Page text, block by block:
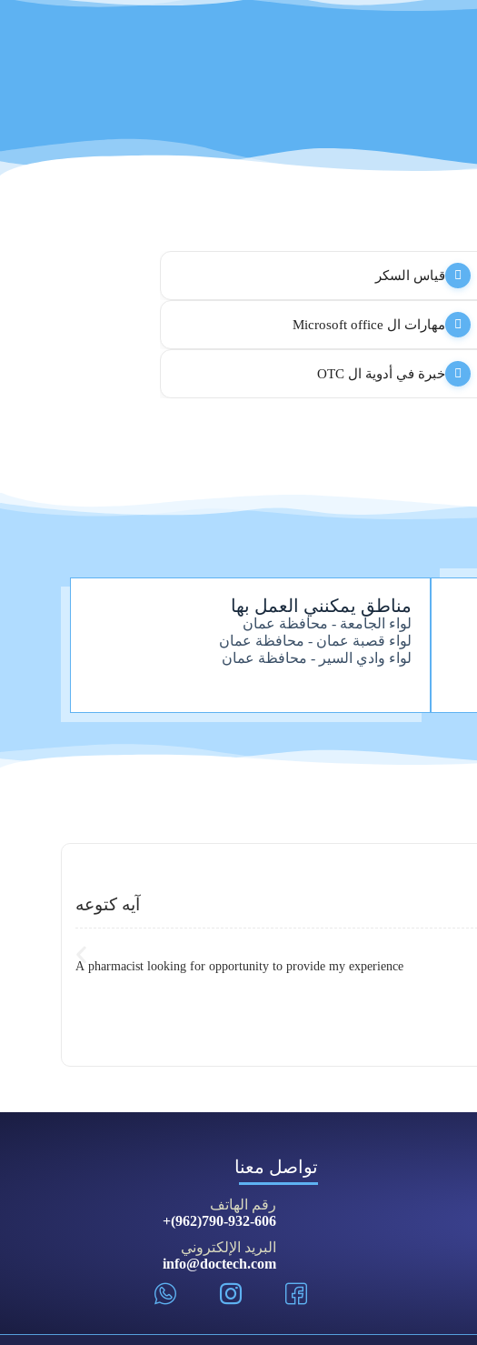
قياس السكر
مهارات ال Microsoft office
خبرة في أدوية ال OTC
مناطق يمكنني العمل بها
لواء الجامعة - محافظة عمان
لواء قصبة عمان - محافظة عمان
لواء وادي السير - محافظة عمان
آيه كتوعه
A pharmacist looking for opportunity to provide my experience
تواصل معنا
رقم الهاتف
790-932-606(962)+
البريد الإلكتروني
info@doctech.com